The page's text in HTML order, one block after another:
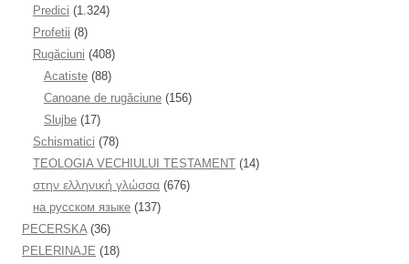
Predici (1.324)
Profetii (8)
Rugăciuni (408)
Acatiste (88)
Canoane de rugăciune (156)
Slujbe (17)
Schismatici (78)
TEOLOGIA VECHIULUI TESTAMENT (14)
στην ελληνική γλώσσα (676)
на русском языке (137)
PECERSKA (36)
PELERINAJE (18)